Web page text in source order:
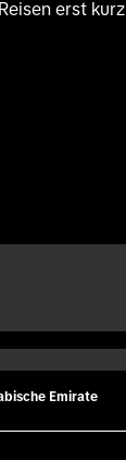
erst kurz
Emirate